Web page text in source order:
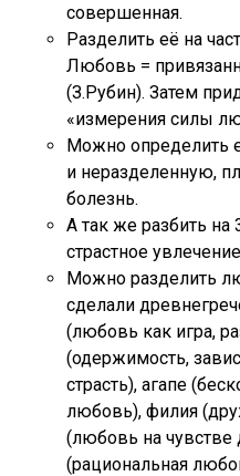
совершенная.
Разделить её на
Любовь =
(З.Рубин). Затем
«измерения силы
Можно определить
и неразделенную,
болезнь.
А так же разбить
страстное
Можно разделить
сделали
(любовь как игра,
(одержимость,
страсть), агапе
любовь), филия
(любовь на чувстве
(рациональная